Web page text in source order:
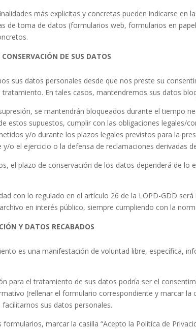
más explicitas y concretas pueden indicarse en
de toma de datos (formularios web, formularios en
DE SUS DATOS
sus datos personales desde que nos preste su
tratamiento. En tales casos, mantendremos sus datos
se mantendrán bloqueados durante el tiempo
estos supuestos, cumplir con las obligaciones legales/
y/o durante los plazos legales previstos para la
y/o el ejercicio o la defensa de reclamaciones derivadas
el plazo de conservación de los datos dependerá de
con lo regulado en el artículo 26 de la LOPD-GDD
en interés público, siempre cumpliendo con la
Y DATOS RECABADOS
es una manifestación de voluntad libre, específica,
para el tratamiento de sus datos podría ser el
(rellenar el formulario correspondiente y marcar la
sus datos personales.
formularios, marcar la casilla “Acepto la Política de